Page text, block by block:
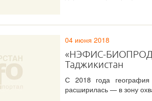
04 июня 2018
«НЭФИС-
Таджикистан
С 2018 года
расширилась — в зону